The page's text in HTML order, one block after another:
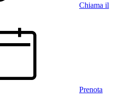
Chiama il
Prenota